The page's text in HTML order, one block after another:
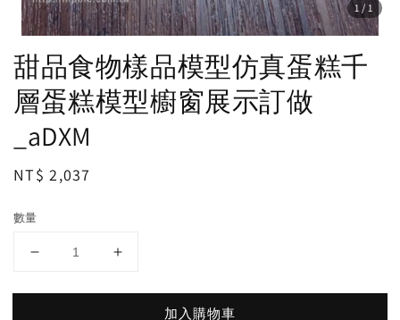
1 /1
甜品食物樣品模型仿真蛋糕千
層蛋糕模型櫥窗展示訂做
_aDXM
Regular
NT$ 2,037
數量
加入購物車